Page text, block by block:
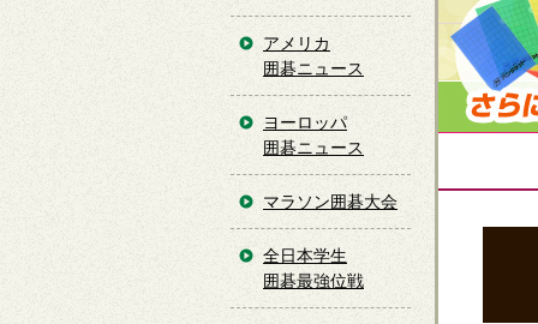
アメリカ
囲碁ニュース
ヨーロッパ
囲碁ニュース
マラソン囲碁大会
全日本学生
囲碁最強位戦